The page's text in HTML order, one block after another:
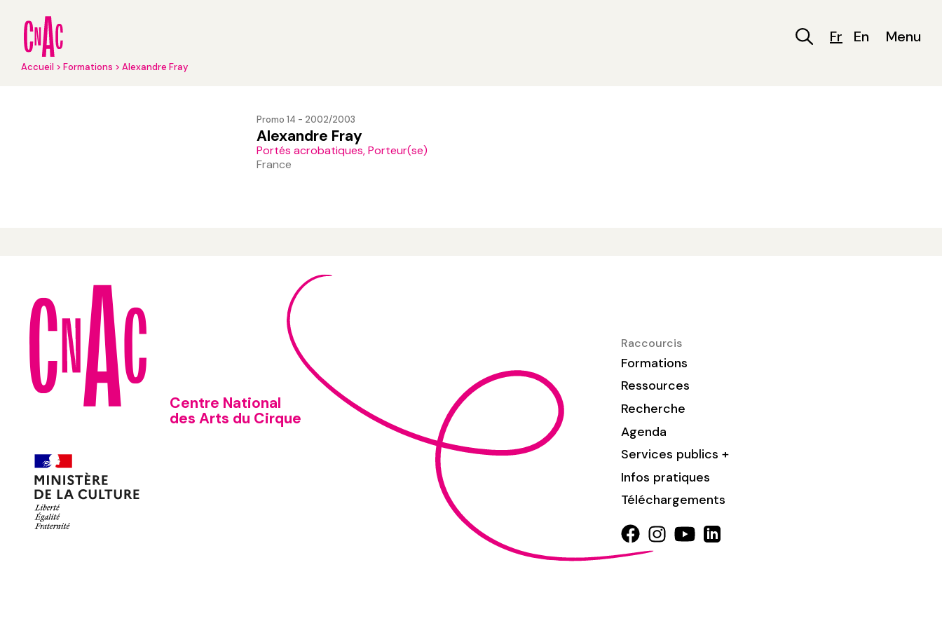
contenu
principal
Fr En Menu
Fil
Accueil Formations Alexandre Fray
Promo 14 - 2002/2003
Alexandre Fray
Portés acrobatiques, Porteur(se)
France
Centre National
des Arts du Cirque
Raccourcis
Formations
Ressources
Recherche
Agenda
Services publics +
Infos pratiques
Téléchargements